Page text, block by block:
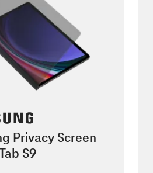
Privacy Screen
S9